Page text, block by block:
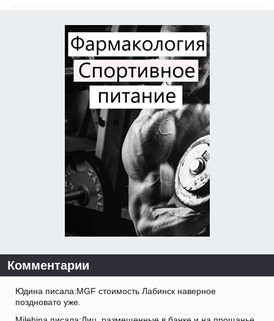
Комментарии
Юдина писала:MGF стоимость Лабинск наверное
поздновато уже.